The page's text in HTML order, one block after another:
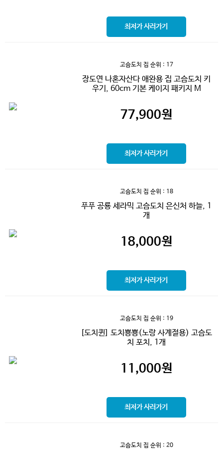
최저가 사러가기
고슴도치 집 순위 : 17
장도연 나혼자산다 애완용 집 고슴도치 키
우기, 60cm 기본 케이지 패키지 M
77,900원
최저가 사러가기
고슴도치 집 순위 : 18
푸푸 공룡 세라믹 고슴도치 은신처 하늘, 1
개
18,000원
최저가 사러가기
고슴도치 집 순위 : 19
[도치퀸] 도치뿅뿅(노랑 사계절용) 고슴도
치 포치, 1개
11,000원
최저가 사러가기
고슴도치 집 순위 : 20